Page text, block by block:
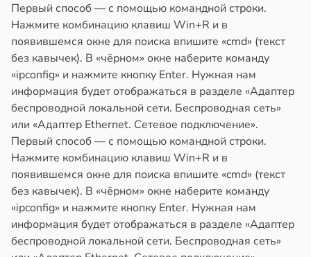
Первый способ — с помощью командной строки.
Нажмите комбинацию клавиш Win+R и в
появившемся окне для поиска впишите «cmd» (текст
без кавычек). В «чёрном» окне наберите команду
«ipconfig» и нажмите кнопку Enter. Нужная нам
информация будет отображаться в разделе «Адаптер
беспроводной локальной сети. Беспроводная сеть»
или «Адаптер Ethernet. Сетевое подключение».
Первый способ — с помощью командной строки.
Нажмите комбинацию клавиш Win+R и в
появившемся окне для поиска впишите «cmd» (текст
без кавычек). В «чёрном» окне наберите команду
«ipconfig» и нажмите кнопку Enter. Нужная нам
информация будет отображаться в разделе «Адаптер
беспроводной локальной сети. Беспроводная сеть»